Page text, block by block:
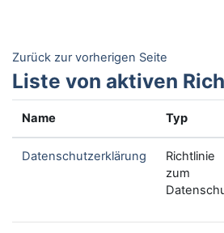
Zurück zur vorherigen Seite
Liste von aktiven
Name Typ
Datenschutzerklärung
Richtlinie
zum